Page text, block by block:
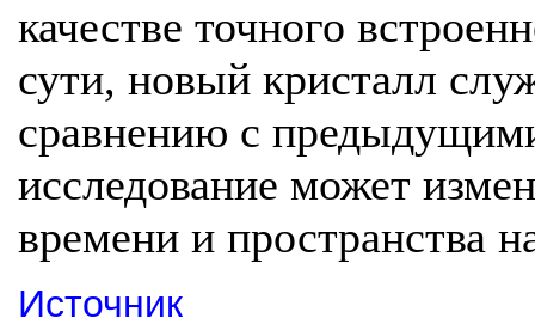
качестве точного
сути, новый кристалл
сравнению с
исследование может
времени и пространства
Источник